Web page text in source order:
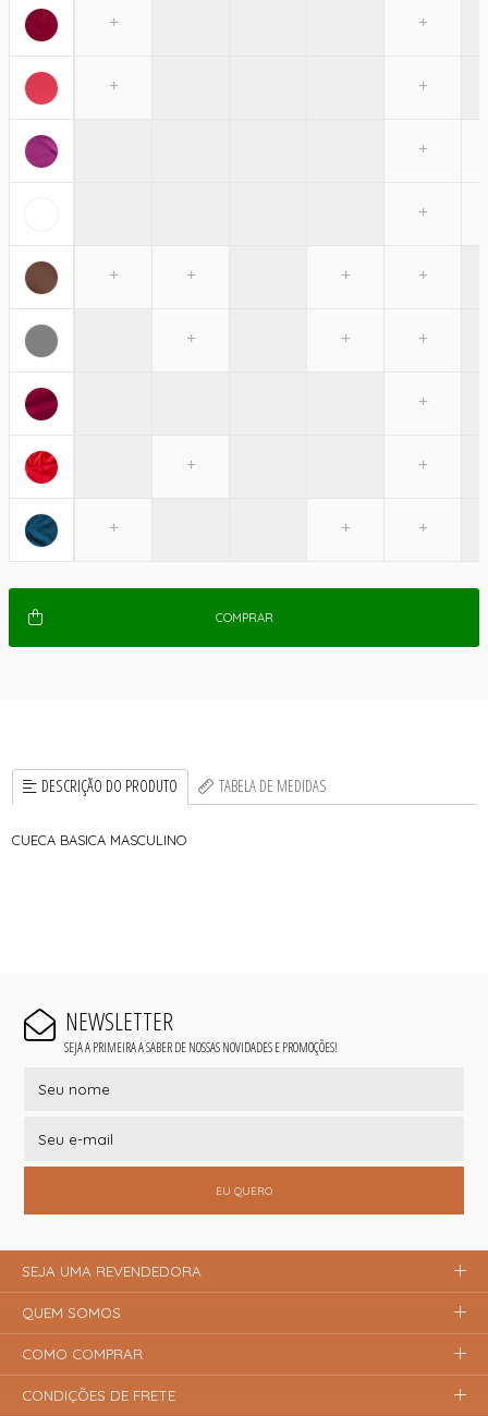
COMPRAR
DESCRIÇÃO DO PRODUTO TABELA DE MEDIDAS
CUECA BASICA MASCULINO
NEWSLETTER
SEJA A PRIMEIRA A SABER DE NOSSAS NOVIDADES E PROMOÇÕES!
EU QUERO
SEJA UMA REVENDEDORA
QUEM SOMOS
COMO COMPRAR
CONDIÇÕES DE FRETE